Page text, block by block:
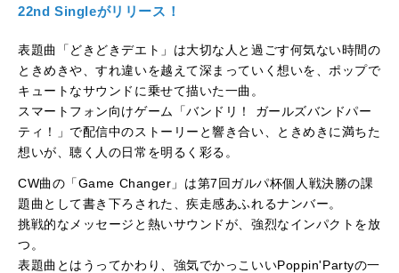
22nd Singleがリリース！
表題曲「どきどきデエト」は大切な人と過ごす何気ない時間の
ときめきや、すれ違いを越えて深まっていく想いを、ポップで
キュートなサウンドに乗せて描いた一曲。
スマートフォン向けゲーム「バンドリ！ ガールズバンドパー
ティ！」で配信中のストーリーと響き合い、ときめきに満ちた
想いが、聴く人の日常を明るく彩る。
CW曲の「Game Changer」は第7回ガルパ杯個人戦決勝の課
題曲として書き下ろされた、疾走感あふれるナンバー。
挑戦的なメッセージと熱いサウンドが、強烈なインパクトを放
つ。
表題曲とはうってかわり、強気でかっこいいPoppin'Partyの一